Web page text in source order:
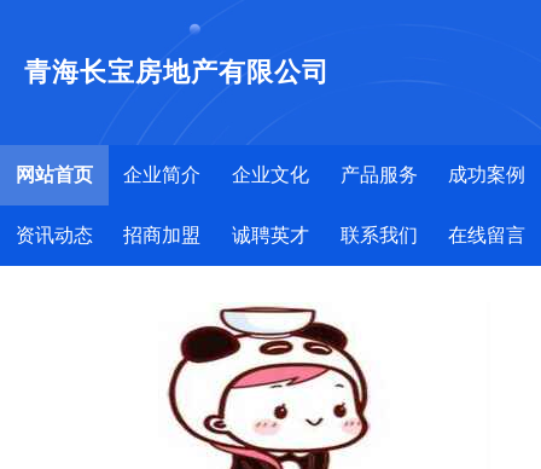
青海长宝房地产有限公司
网站首页 企业简介 企业文化 产品服务 成功案例
资讯动态 招商加盟 诚聘英才 联系我们 在线留言